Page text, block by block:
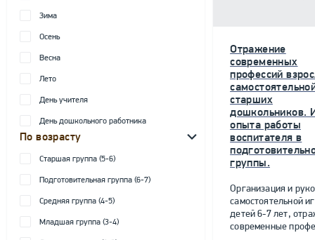
Зима
Осень
Весна
Лето
День учителя
День дошкольного работника
По возрасту
Старшая группа (5-6)
Подготовительная группа (6-7)
Средняя группа (4-5)
Младшая группа (3-4)
Отражение
современных
профессий
старших
дошкольников.
опыта работы
воспитателя в
группы.
Организация и
самостоятельной
детей 6-7 лет,
современные